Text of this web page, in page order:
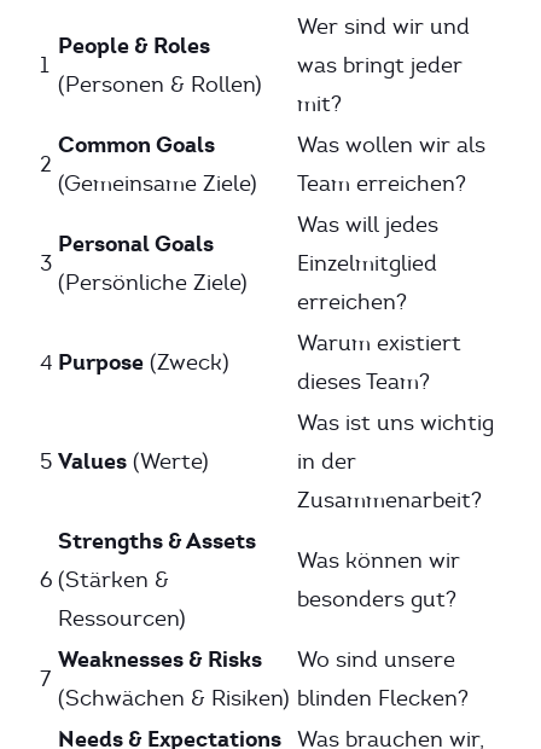
1
People & Roles
(Personen & Rollen)
Wer sind wir und
was bringt jeder
mit?
2
Common Goals
(Gemeinsame Ziele)
Was wollen wir als
Team erreichen?
3
Personal Goals
(Persönliche Ziele)
Was will jedes
Einzelmitglied
erreichen?
4 Purpose (Zweck)
Warum existiert
dieses Team?
5 Values (Werte)
Was ist uns wichtig
in der
Zusammenarbeit?
6
Strengths & Assets
(Stärken &
Ressourcen)
Was können wir
besonders gut?
7
Weaknesses & Risks
(Schwächen & Risiken)
Wo sind unsere
blinden Flecken?
Needs & Expectations Was brauchen wir,